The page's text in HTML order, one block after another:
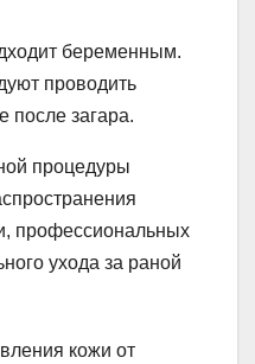
беременным.
проводить
после загара.
процедуры
профессиональных
ухода за раной
кожи от